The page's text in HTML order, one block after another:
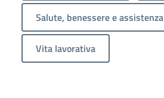
Salute, benessere e assistenza
Vita lavorativa